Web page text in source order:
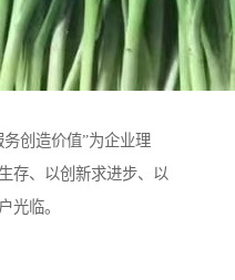
创造价值”为企业理
存、以创新求进步、以
光临。